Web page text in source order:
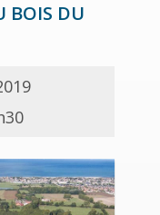
BOIS DU